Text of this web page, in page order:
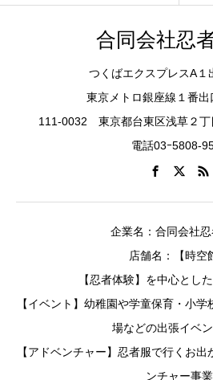
合同会社忍
つくばエクスプレスA１
東京メトロ銀座線１番
111-0032 東京都台東区浅草２
電話03ｰ5808-
企業名：合同会社
店舗名：【時空
【忍者体験】を中心とし
【イベント】幼稚園や学童保育・小
場などの出張イベ
【アドベンチャー】忍者服で行くお
ンチャー事業